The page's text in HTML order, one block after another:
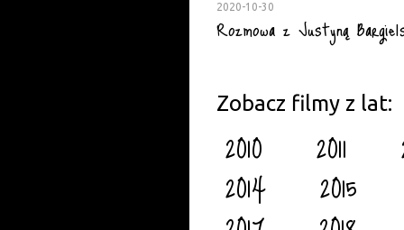
2020-10-30
Rozmowa z Justyną
Zobacz filmy z lat:
2010 2011
2014
2015